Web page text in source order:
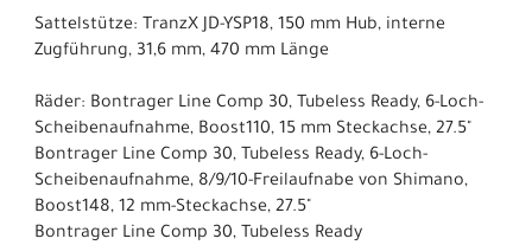
Sattelstütze: TranzX JD-YSP18, 150 mm Hub, interne
Zugführung, 31,6 mm, 470 mm Länge
Räder: Bontrager Line Comp 30, Tubeless Ready, 6-Loch-
Scheibenaufnahme, Boost110, 15 mm Steckachse, 27.5"
Bontrager Line Comp 30, Tubeless Ready, 6-Loch-
Scheibenaufnahme, 8/9/10-Freilaufnabe von Shimano,
Boost148, 12 mm-Steckachse, 27.5"
Bontrager Line Comp 30, Tubeless Ready